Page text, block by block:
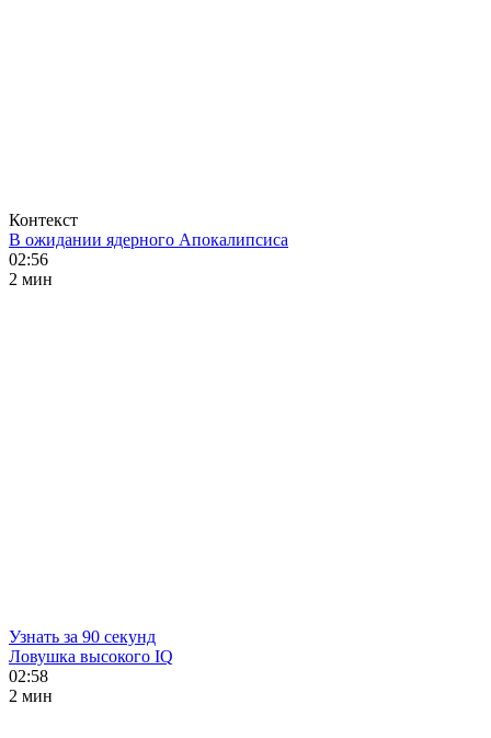
Контекст
В ожидании ядерного Апокалипсиса
02:56
2 мин
Узнать за 90 секунд
Ловушка высокого IQ
02:58
2 мин